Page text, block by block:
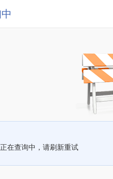
正在查询中，请刷新重试